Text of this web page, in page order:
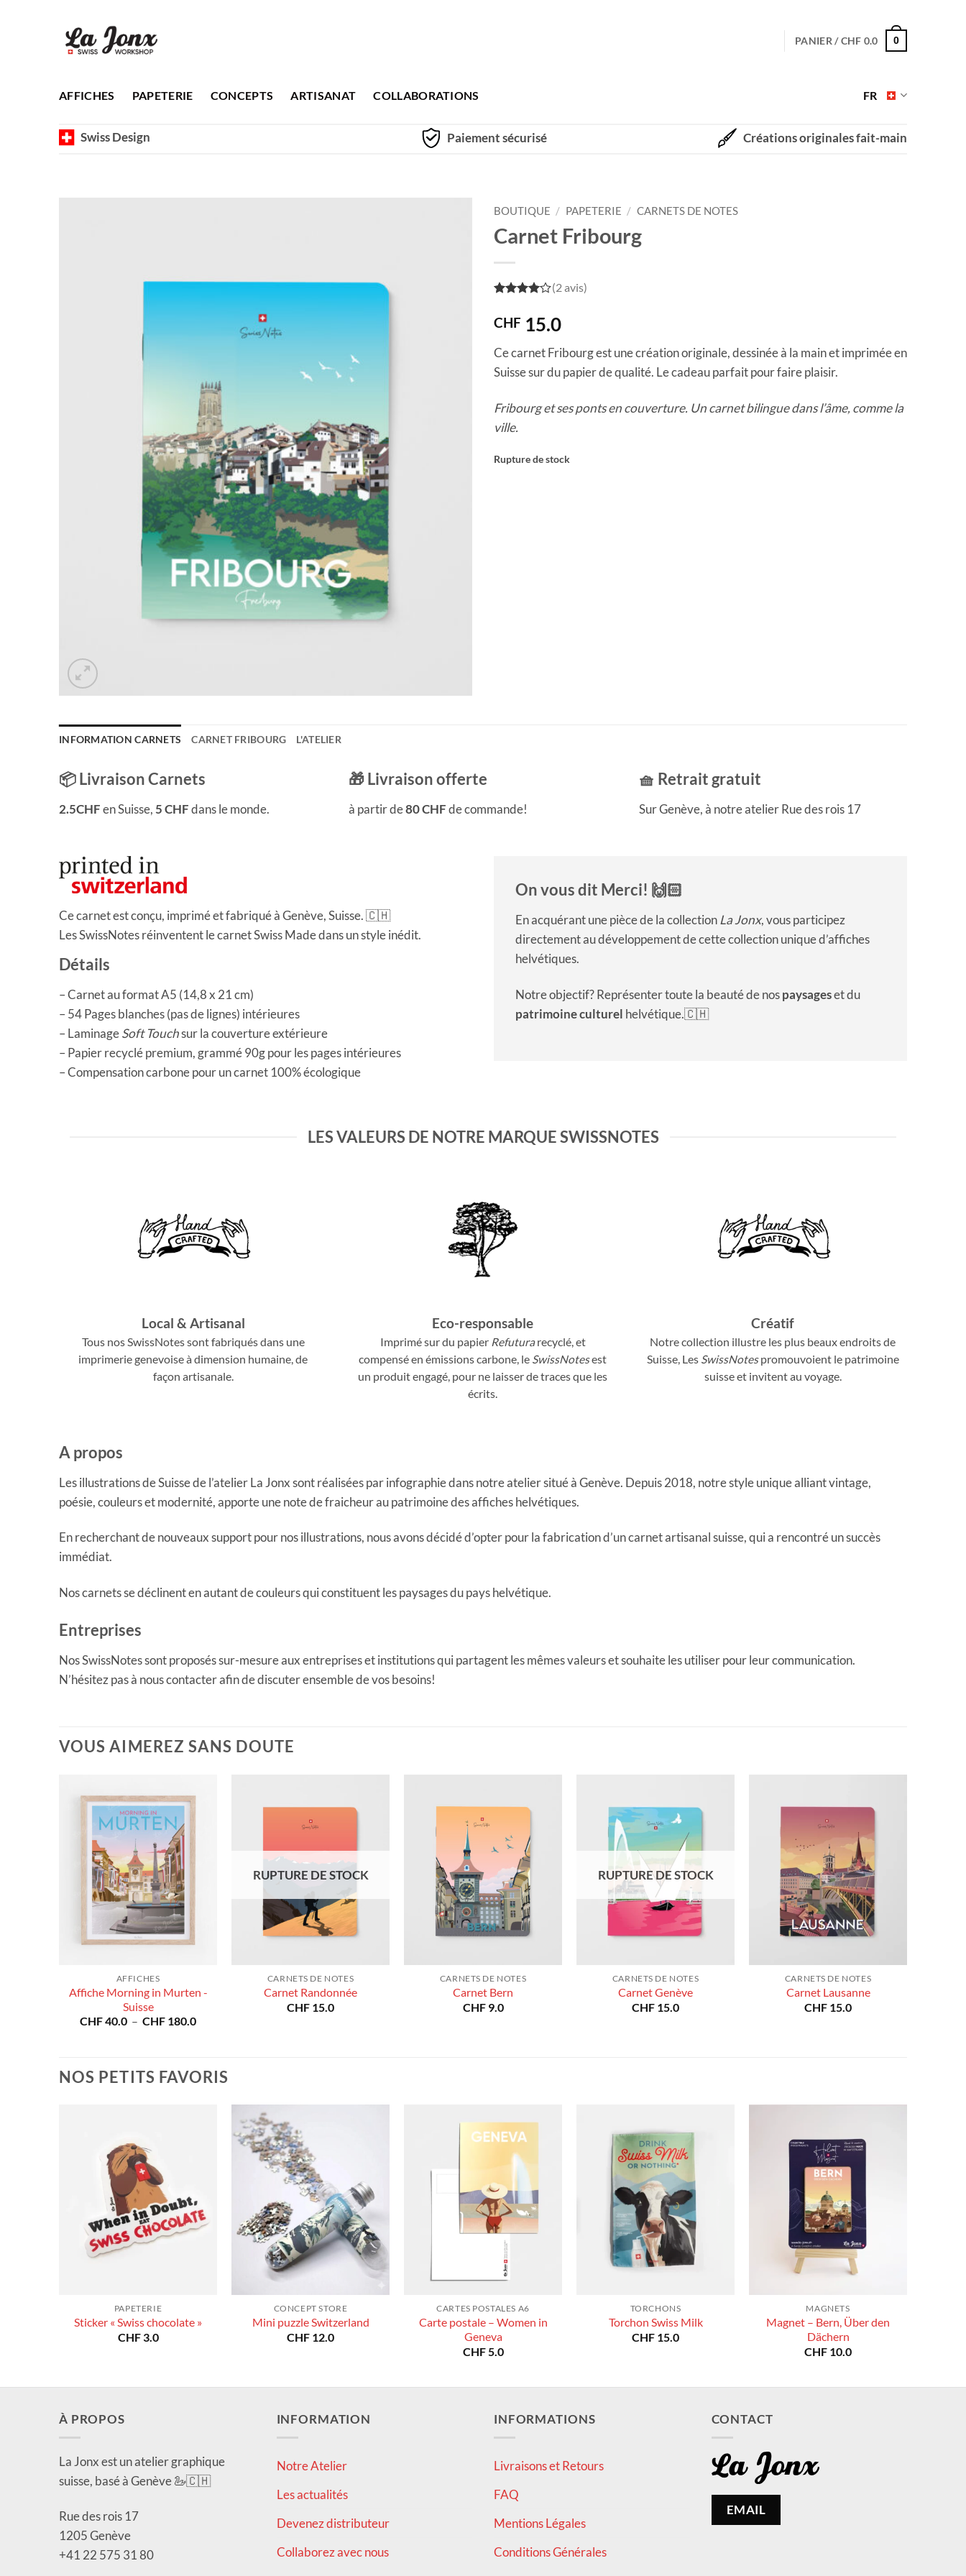
PANIER /CHF 0.0 0
AFFICHES PAPETERIE CONCEPTS ARTISANAT COLLABORATIONS FR
Swiss Design Paiement sécurisé Créations originales fait-main
BOUTIQUE / PAPETERIE / CARNETS DE NOTES
Carnet Fribourg
5
(2 avis)
CHF 15.0
Ce carnet Fribourg est une création originale, dessinée à la main et imprimée en
Suisse sur du papier de qualité. Le cadeau parfait pour faire plaisir.
Fribourg et ses ponts en couverture. Un carnet bilingue dans l’âme, comme la
ville.
Rupture de stock
INFORMATION CARNETS CARNET FRIBOURG L'ATELIER
📦 Livraison Carnets
2.5CHFen Suisse,5 CHFdans le monde.
🎁 Livraison offerte
à partir de80 CHFde commande!
🧺 Retrait gratuit
Sur Genève, à notre atelier Rue des rois 17
Ce carnet est conçu, imprimé et fabriqué à Genève, Suisse. 🇨🇭
Les SwissNotes réinventent le carnet Swiss Made dans un style inédit.
Détails
– Carnet au format A5 (14,8 x 21 cm)
– 54 Pages blanches (pas de lignes) intérieures
– LaminageSoft Touchsur la couverture extérieure
– Papier recyclé premium, grammé 90g pour les pages intérieures
– Compensation carbone pour un carnet 100% écologique
On vous dit Merci! 🙌🏻
En acquérant une pièce de la collectionLa Jonx, vous participez
directement au développement de cette collection unique d’affiches
helvétiques.
Notre objectif? Représenter toute la beauté de nospaysageset du
patrimoine culturel helvétique.🇨🇭
LES VALEURS DE NOTRE MARQUE SWISSNOTES
Local & Artisanal
Tous nos SwissNotes sont fabriqués dans une
imprimerie genevoise à dimension humaine, de
façon artisanale.
Eco-responsable
Imprimé sur du papier Refuturarecyclé, et
compensé en émissions carbone, le SwissNotesest
un produit engagé, pour ne laisser de traces que les
écrits.
Créatif
Notre collection illustre les plus beaux endroits de
Suisse, Les SwissNotespromouvoient le patrimoine
suisse et invitent au voyage.
A propos
Les illustrations de Suisse de l’atelier La Jonx sont réalisées par infographie dans notre atelier situé à Genève. Depuis 2018, notre style unique alliant vintage,
poésie, couleurs et modernité, apporte une note de fraicheur au patrimoine des affiches helvétiques.
En recherchant de nouveaux support pour nos illustrations, nous avons décidé d’opter pour la fabrication d’un carnet artisanal suisse, qui a rencontré un succès
immédiat.
Nos carnets se déclinent en autant de couleurs qui constituent les paysages du pays helvétique.
Entreprises
Nos SwissNotes sont proposés sur-mesure aux entreprises et institutions qui partagent les mêmes valeurs et souhaite les utiliser pour leur communication.
N’hésitez pas à nous contacter afin de discuter ensemble de vos besoins!
VOUS AIMEREZ SANS DOUTE
AFFICHES
Affiche Morning in Murten -
Suisse
CHF40.0 – CHF 180.0Plage
CHF 180.0
RUPTURE DE STOCK
CARNETS DE NOTES
Carnet Randonnée
CHF 15.0
CARNETS DE NOTES
Carnet Bern
CHF9.0
RUPTURE DE STOCK
CARNETS DE NOTES
Carnet Genève
CHF 15.0
CARNETS DE NOTES
Carnet Lausanne
CHF 15.0
NOS PETITS FAVORIS
PAPETERIE
Sticker « Swiss chocolate »
CHF3.0
CONCEPT STORE
Mini puzzle Switzerland
CHF 12.0
CARTES POSTALES A6
Carte postale – Women in
Geneva
CHF5.0
TORCHONS
Torchon Swiss Milk
CHF 15.0
MAGNETS
Magnet – Bern, Über den
Dächern
CHF 10.0
À PROPOS
La Jonx est un atelier graphique
suisse, basé à Genève 🦢🇨🇭
Rue des rois 17
1205 Genève
+41 22 575 31 80
INFORMATION
Notre Atelier
Les actualités
Devenez distributeur
Collaborez avec nous
INFORMATIONS
Livraisons et Retours
FAQ
Mentions Légales
Conditions Générales
CONTACT
EMAIL